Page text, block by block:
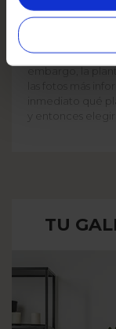
Puedes elegir
passe-partout.
centra la
opción de
inmediato qué
y entonces
TU